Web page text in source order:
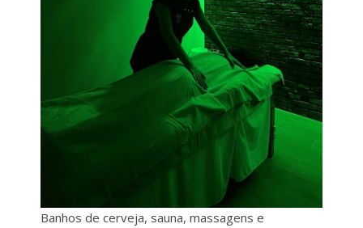
Banhos de cerveja, sauna, massagens e